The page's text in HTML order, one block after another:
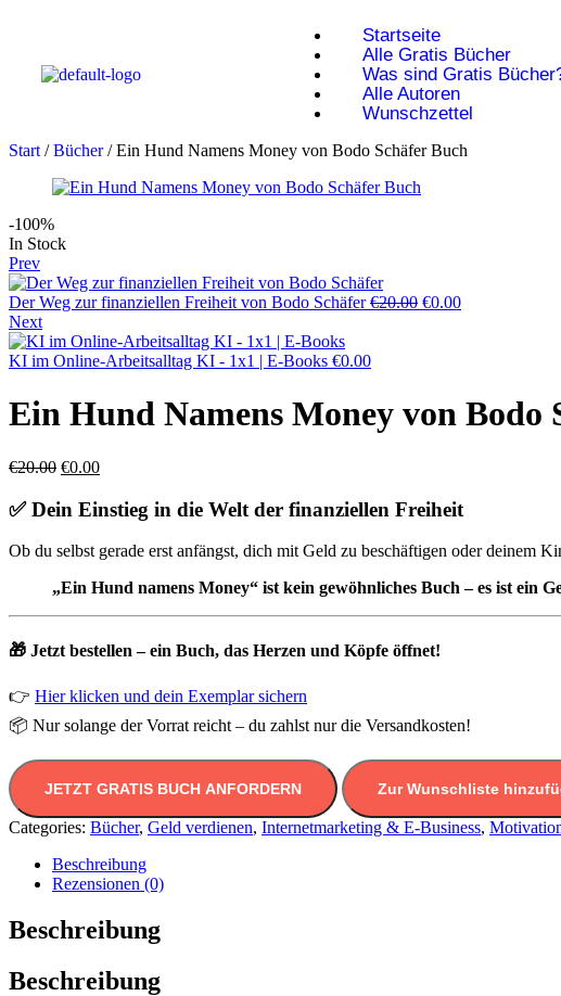
Startseite
Alle Gratis Bücher
Was sind Gratis
Alle Autoren
Wunschzettel
Start /Bücher/ Ein Hund Namens Money von Bodo Schäfer Buch
-100%
In Stock
Prev
Der Weg zur finanziellen Freiheit von Bodo Schäfer €20.00 €0.00
Next
KI im Online-Arbeitsalltag KI - 1x1 | E-Books €0.00
Ein Hund Namens Money von Bodo
€20.00 €0.00
✅ Dein Einstieg in die Welt der finanziellen Freiheit
Ob du selbst gerade erst anfängst, dich mit Geld zu beschäftigen oder deinem
„Ein Hund namens Money“ ist kein gewöhnliches Buch – es ist ein
🎁 Jetzt bestellen – ein Buch, das Herzen und Köpfe öffnet!
👉 Hier klicken und dein Exemplar sichern
📦 Nur solange der Vorrat reicht – du zahlst nur die Versandkosten!
JETZT GRATIS BUCH ANFORDERN Zur Wunschliste
Categories: Bücher, Geld verdienen, Internet­marketing & E-Business,
Beschreibung
Rezensionen (0)
Beschreibung
Beschreibung